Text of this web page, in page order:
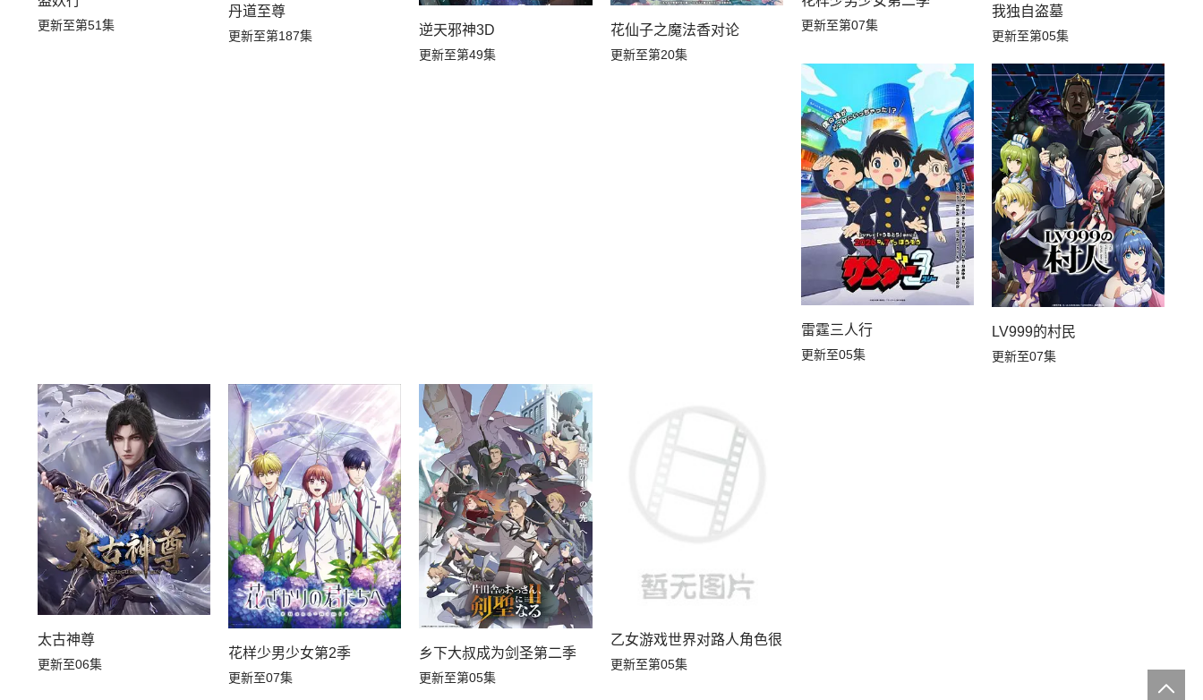
更新至第51集
丹道至尊
更新至第187集 逆天邪神3D
更新至第49集
花仙子之魔法香对论
更新至第20集
更新至第07集
我独自盗墓
更新至第05集
雷霆三人行
更新至05集
LV999的村民
更新至07集
太古神尊
更新至06集
花样少男少女第2季
更新至07集
乡下大叔成为剑圣第二季
更新至第05集
乙女游戏世界对路人角色很不友好第二季
更新至第05集